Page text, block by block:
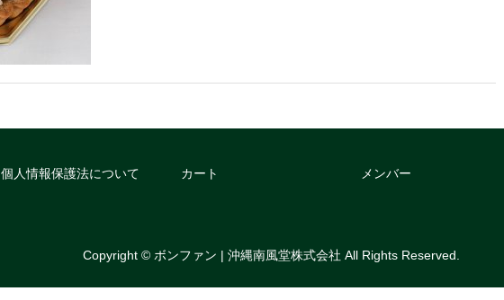
個人情報保護法について カート メンバー
Copyright © ボンファン | 沖縄南風堂株式会社 All Rights Reserved.